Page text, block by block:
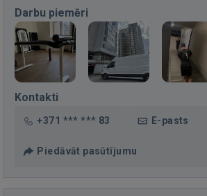
Darbu piemēri
Kontakti
+371 *** *** 83 E-pasts
Piedāvāt pasūtījumu